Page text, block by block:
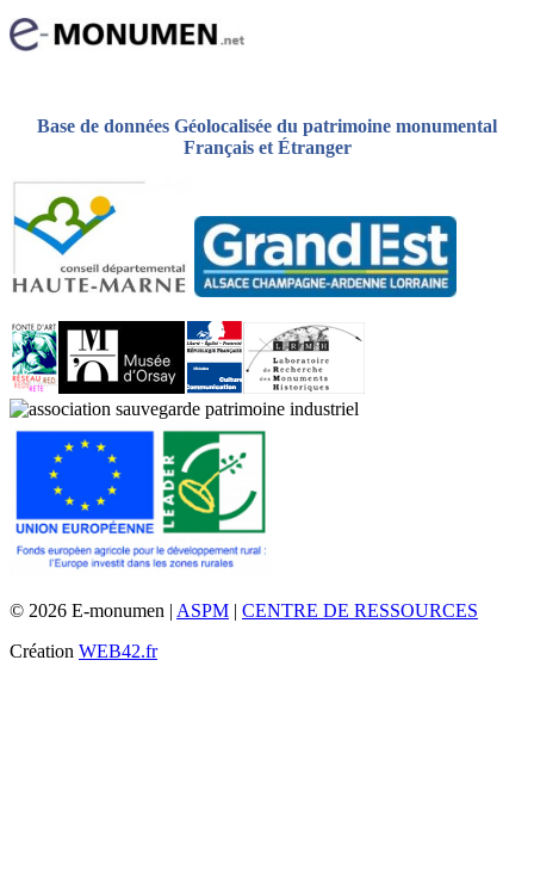
Base de données Géolocalisée du patrimoine monumental
Français et Étranger
© 2026 E-monumen | ASPM | CENTRE DE RESSOURCES
Création WEB42.fr